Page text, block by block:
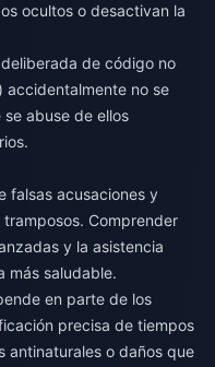
ocultos o desactivan la
de código no
accidentalmente no se
abuse de ellos
falsas acusaciones y
Comprender
y la asistencia
más saludable.
en parte de los
precisa de tiempos
antinaturales o daños que